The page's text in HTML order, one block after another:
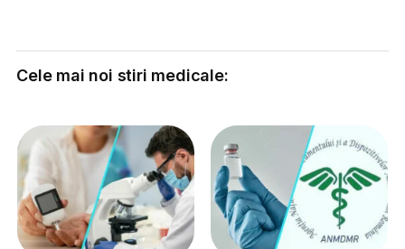
Cele mai noi stiri medicale: